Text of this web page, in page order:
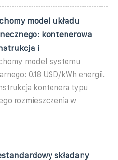
model układu
kontenerowa
i
model systemu
0.18 USD/kWh energii.
kontenera typu
rozmieszczenia w
składany